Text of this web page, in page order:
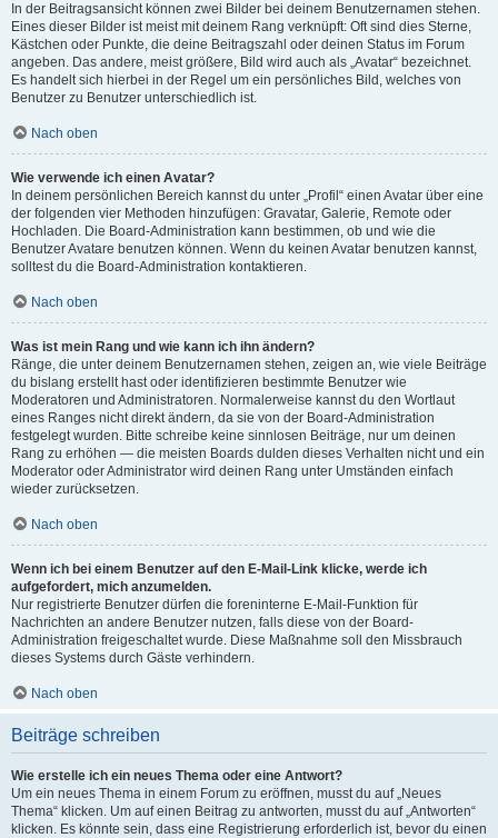
In der Beitragsansicht können zwei Bilder bei deinem Benutzernamen stehen.
Eines dieser Bilder ist meist mit deinem Rang verknüpft: Oft sind dies Sterne,
Kästchen oder Punkte, die deine Beitragszahl oder deinen Status im Forum
angeben. Das andere, meist größere, Bild wird auch als „Avatar“ bezeichnet.
Es handelt sich hierbei in der Regel um ein persönliches Bild, welches von
Benutzer zu Benutzer unterschiedlich ist.
Nach oben
Wie verwende ich einen Avatar?
In deinem persönlichen Bereich kannst du unter „Profil“ einen Avatar über eine
der folgenden vier Methoden hinzufügen: Gravatar, Galerie, Remote oder
Hochladen. Die Board-Administration kann bestimmen, ob und wie die
Benutzer Avatare benutzen können. Wenn du keinen Avatar benutzen kannst,
solltest du die Board-Administration kontaktieren.
Nach oben
Was ist mein Rang und wie kann ich ihn ändern?
Ränge, die unter deinem Benutzernamen stehen, zeigen an, wie viele Beiträge
du bislang erstellt hast oder identifizieren bestimmte Benutzer wie
Moderatoren und Administratoren. Normalerweise kannst du den Wortlaut
eines Ranges nicht direkt ändern, da sie von der Board-Administration
festgelegt wurden. Bitte schreibe keine sinnlosen Beiträge, nur um deinen
Rang zu erhöhen — die meisten Boards dulden dieses Verhalten nicht und ein
Moderator oder Administrator wird deinen Rang unter Umständen einfach
wieder zurücksetzen.
Nach oben
Wenn ich bei einem Benutzer auf den E-Mail-Link klicke, werde ich
aufgefordert, mich anzumelden.
Nur registrierte Benutzer dürfen die foreninterne E-Mail-Funktion für
Nachrichten an andere Benutzer nutzen, falls diese von der Board-
Administration freigeschaltet wurde. Diese Maßnahme soll den Missbrauch
dieses Systems durch Gäste verhindern.
Nach oben
Beiträge schreiben
Wie erstelle ich ein neues Thema oder eine Antwort?
Um ein neues Thema in einem Forum zu eröffnen, musst du auf „Neues
Thema“ klicken. Um auf einen Beitrag zu antworten, musst du auf „Antworten“
klicken. Es könnte sein, dass eine Registrierung erforderlich ist, bevor du einen